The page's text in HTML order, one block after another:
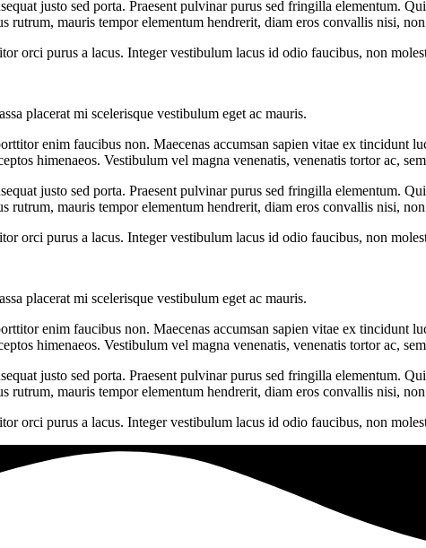
justo sed porta. Praesent pulvinar purus sed fringilla elementum.
rutrum, mauris tempor elementum hendrerit, diam eros convallis nisi,
orci purus a lacus. Integer vestibulum lacus id odio faucibus, non
placerat mi scelerisque vestibulum eget ac mauris.
enim faucibus non. Maecenas accumsan sapien vitae ex tincidunt
himenaeos. Vestibulum vel magna venenatis, venenatis tortor ac,
justo sed porta. Praesent pulvinar purus sed fringilla elementum.
rutrum, mauris tempor elementum hendrerit, diam eros convallis nisi,
orci purus a lacus. Integer vestibulum lacus id odio faucibus, non
placerat mi scelerisque vestibulum eget ac mauris.
enim faucibus non. Maecenas accumsan sapien vitae ex tincidunt
himenaeos. Vestibulum vel magna venenatis, venenatis tortor ac,
justo sed porta. Praesent pulvinar purus sed fringilla elementum.
rutrum, mauris tempor elementum hendrerit, diam eros convallis nisi,
orci purus a lacus. Integer vestibulum lacus id odio faucibus, non